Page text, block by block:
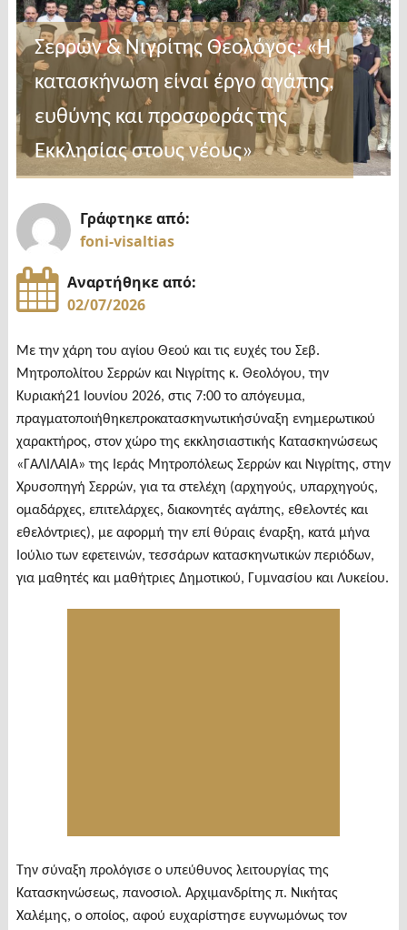
Σερρών & Νιγρίτης Θεολόγος: «Η
κατασκήνωση είναι έργο αγάπης,
ευθύνης και προσφοράς της
Εκκλησίας στους νέους»
Γράφτηκε από:
foni-visaltias
Αναρτήθηκε από:
02/07/2026
Με την χάρη του αγίου Θεού και τις ευχές του Σεβ.
Μητροπολίτου Σερρών και Νιγρίτης κ. Θεολόγου, την
Κυριακή21 Ιουνίου 2026, στις 7:00 το απόγευμα,
πραγματοποιήθηκεπροκατασκηνωτικήσύναξη ενημερωτικού
χαρακτήρος, στον χώρο της εκκλησιαστικής Κατασκηνώσεως
«ΓΑΛΙΛΑΙΑ» της Ιεράς Μητροπόλεως Σερρών και Νιγρίτης, στην
Χρυσοπηγή Σερρών, για τα στελέχη (αρχηγούς, υπαρχηγούς,
ομαδάρχες, επιτελάρχες, διακονητές αγάπης, εθελοντές και
εθελόντριες), με αφορμή την επί θύραις έναρξη, κατά μήνα
Ιούλιο των εφετεινών, τεσσάρων κατασκηνωτικών περιόδων,
για μαθητές και μαθήτριες Δημοτικού, Γυμνασίου και Λυκείου.
Την σύναξη προλόγισε ο υπεύθυνος λειτουργίας της
Κατασκηνώσεως, πανοσιολ. Αρχιμανδρίτης π. Νικήτας
Χαλέμης, ο οποίος, αφού ευχαρίστησε ευγνωμόνως τον